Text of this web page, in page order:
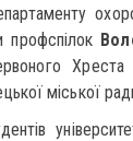
профспілок
міської